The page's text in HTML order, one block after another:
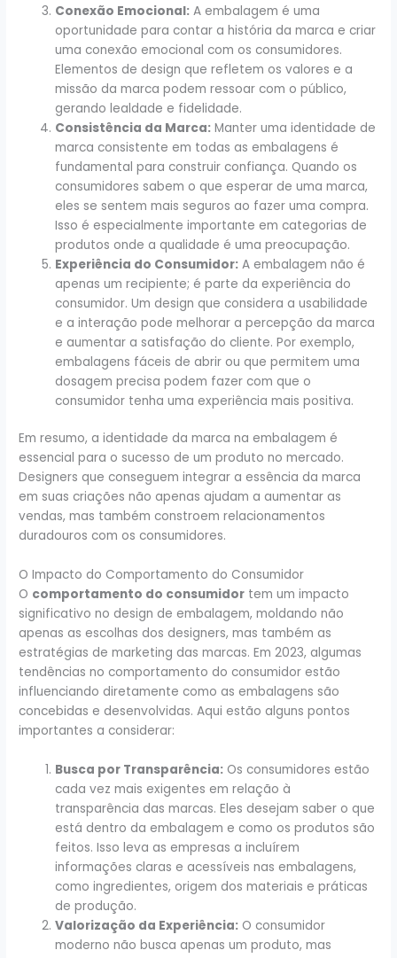
Conexão Emocional: A embalagem é uma
oportunidade para contar a história da marca e criar
uma conexão emocional com os consumidores.
Elementos de design que refletem os valores e a
missão da marca podem ressoar com o público,
gerando lealdade e fidelidade.
Consistência da Marca: Manter uma identidade de
marca consistente em todas as embalagens é
fundamental para construir confiança. Quando os
consumidores sabem o que esperar de uma marca,
eles se sentem mais seguros ao fazer uma compra.
Isso é especialmente importante em categorias de
produtos onde a qualidade é uma preocupação.
Experiência do Consumidor: A embalagem não é
apenas um recipiente; é parte da experiência do
consumidor. Um design que considera a usabilidade
e a interação pode melhorar a percepção da marca
e aumentar a satisfação do cliente. Por exemplo,
embalagens fáceis de abrir ou que permitem uma
dosagem precisa podem fazer com que o
consumidor tenha uma experiência mais positiva.
Em resumo, a identidade da marca na embalagem é
essencial para o sucesso de um produto no mercado.
Designers que conseguem integrar a essência da marca
em suas criações não apenas ajudam a aumentar as
vendas, mas também constroem relacionamentos
duradouros com os consumidores.
O Impacto do Comportamento do Consumidor
O comportamento do consumidor tem um impacto
significativo no design de embalagem, moldando não
apenas as escolhas dos designers, mas também as
estratégias de marketing das marcas. Em 2023, algumas
tendências no comportamento do consumidor estão
influenciando diretamente como as embalagens são
concebidas e desenvolvidas. Aqui estão alguns pontos
importantes a considerar:
Busca por Transparência: Os consumidores estão
cada vez mais exigentes em relação à
transparência das marcas. Eles desejam saber o que
está dentro da embalagem e como os produtos são
feitos. Isso leva as empresas a incluírem
informações claras e acessíveis nas embalagens,
como ingredientes, origem dos materiais e práticas
de produção.
Valorização da Experiência: O consumidor
moderno não busca apenas um produto, mas